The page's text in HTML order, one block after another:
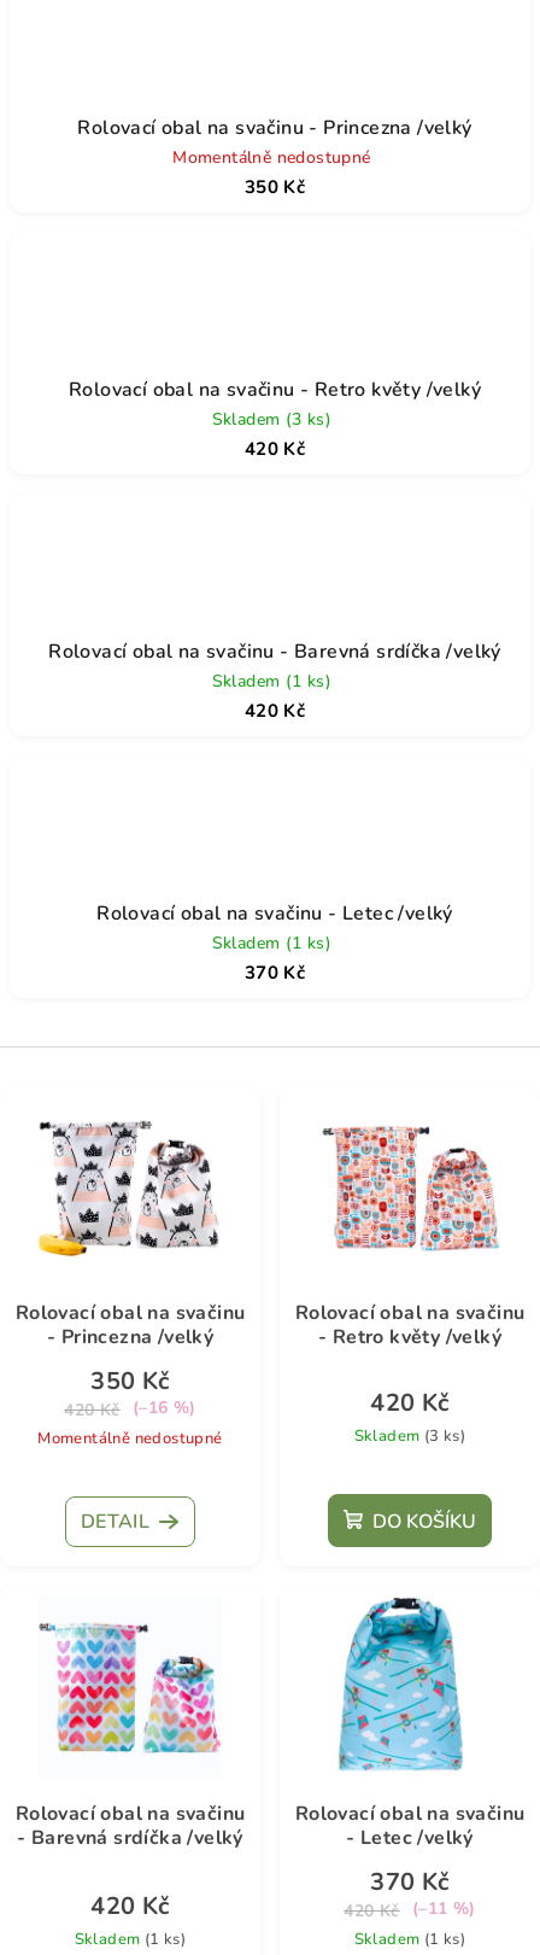
Rolovací obal na svačinu - Princezna /velký
Momentálně nedostupné
350 Kč
Rolovací obal na svačinu - Retro květy /velký
Skladem (3 ks)
420 Kč
Rolovací obal na svačinu - Barevná srdíčka /velký
Skladem (1 ks)
420 Kč
Rolovací obal na svačinu - Letec /velký
Skladem (1 ks)
370 Kč
Rolovací obal na svačinu
- Princezna /velký
350 Kč
420 Kč (–16 %)
Momentálně nedostupné
hodnocení
produktu
je
5
hvězdiček.
DETAIL
Rolovací obal na svačinu
- Retro květy /velký
420 Kč
Skladem (3 ks)
DO KOŠÍKU
Rolovací obal na svačinu
- Barevná srdíčka /velký
420 Kč
Skladem (1 ks)
Rolovací obal na svačinu
- Letec /velký
370 Kč
420 Kč (–11 %)
Skladem (1 ks)